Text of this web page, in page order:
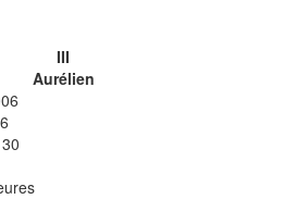
III
Aurélien